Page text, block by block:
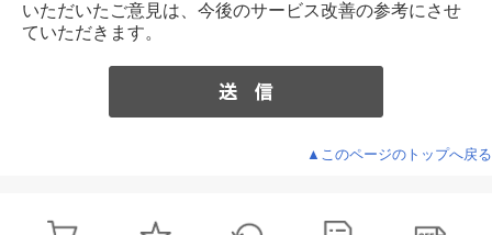
いただいたご意見は、今後のサービス改善の参考にさせ
ていただきます。
▲このページのトップへ戻る